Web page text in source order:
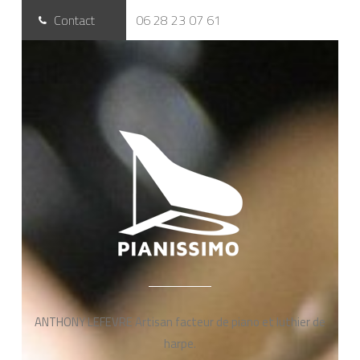
Contact 06 28 23 07 61
ANTHONY LEFEVRE Artisan facteur de piano et luthier de
harpe.